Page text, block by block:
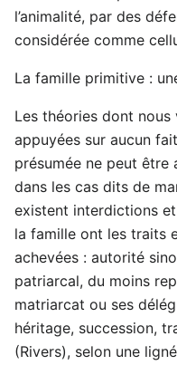
l’animalité, par des
considérée comme
La famille primitive :
Les théories dont
appuyées sur aucun
présumée ne peut être
dans les cas dits de
existent interdictions
la famille ont les traits
achevées : autorité
patriarcal, du moins
matriarcat ou ses
héritage, succession,
(Rivers), selon une